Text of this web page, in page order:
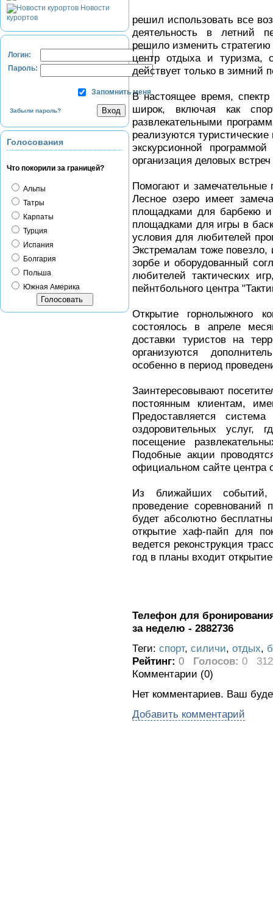
Новости
курортов
Логин:
Пароль:
Запомнить меня
Забыли пароль?
Голосования
Что покорили за границей?
Альпы
Татры
Карпаты
Турция
Испания
Болгария
Польша
Южная Америка
решил использовать все
деятельность в летний
решило изменить стратегию
центр отдыха и туризма,
действует только в зимний
В настоящее время,
широк, включая как
развлекательными
реализуются
экскурсионной
организация деловых
Помогают и замечательные
Лесное озеро имеет
площадками для барбекю
площадками для игры в
условия для любителей
Экстремалам тоже повезло,
зорбе и оборудованный
любителей тактических
пейнтбольного центра
Открытие горнолыжного
состоялось в апреле
доставки туристов на
организуются
особенно в период
Заинтересовывают
постоянным клиентам,
Предоставляется
оздоровительных услуг,
посещение
Подобные акции
официальном сайте центра
Из ближайших
проведение соревнований
будет абсолютно
открытие хаф-пайп для
ведется реконструкция
год в планы входит
Телефон для
за неделю - 2882736
Теги: спорт, силичи, отдых,
Рейтинг: 0 Голосов: 0
Комментарии (0)
Нет комментариев. Ваш
Добавить комментарий